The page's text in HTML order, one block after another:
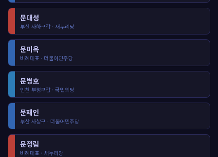
문대성
부산 사하구갑 · 새누리당
문미옥
비례대표 · 더불어민주당
문병호
인천 부평구갑 · 국민의당
문재인
부산 사상구 · 더불어민주당
문정림
비례대표 · 새누리당